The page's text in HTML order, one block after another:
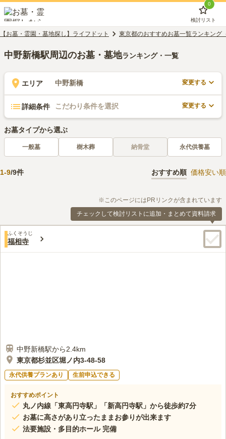
0
検討リスト
【お墓・霊園・墓地探し】ライフドット 東京都のおすすめお墓一覧ランキング
中野新橋駅周辺のお墓・墓地ランキング・一覧
エリア 中野新橋 変更する
詳細条件 こだわり条件を選択 変更する
お墓タイプから選ぶ
一般墓 樹木葬 納骨堂 永代供養墓
1-9/9件 おすすめ順 価格安い順
※このページにはPRリンクが含まれています
チェックして検討リストに追加・まとめて資料請求
ふくそうじ
福相寺
中野新橋駅から2.4km
東京都杉並区堀ノ内3-48-58
永代供養プランあり 生前申込できる
おすすめポイント
丸ノ内線「東高円寺駅」「新高円寺駅」から徒歩約7分
お墓に高さがあり立ったままお参りが出来ます
法要施設・多目的ホール 完備